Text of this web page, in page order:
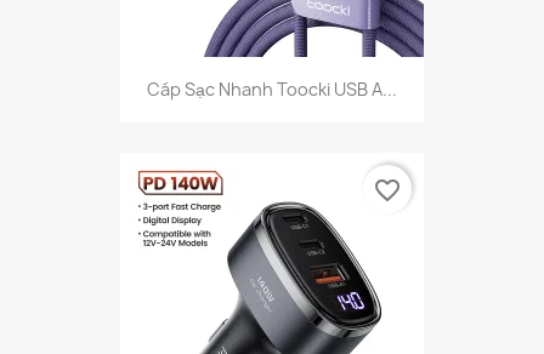
Cáp Sạc Nhanh Toocki USB A...
favorite_border